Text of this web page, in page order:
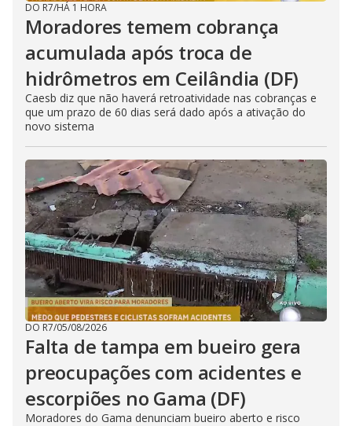
DO R7/HÁ 1 HORA
Moradores temem cobrança
acumulada após troca de
hidrômetros em Ceilândia (DF)
Caesb diz que não haverá retroatividade nas cobranças e
que um prazo de 60 dias será dado após a ativação do
novo sistema
DO R7/05/08/2026
Falta de tampa em bueiro gera
preocupações com acidentes e
escorpiões no Gama (DF)
Moradores do Gama denunciam bueiro aberto e risco